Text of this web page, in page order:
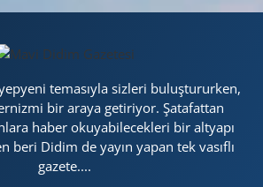
temasıyla sizleri buluştururken,
bir araya getiriyor. Şatafattan
haber okuyabilecekleri bir altyapı
beri Didim de yayın yapan tek vasıflı
gazete....